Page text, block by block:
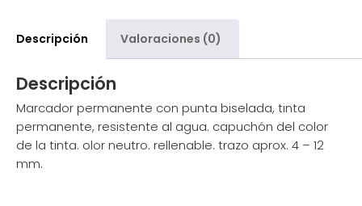
Descripción Valoraciones (0)
Descripción
Marcador permanente con punta biselada, tinta
permanente, resistente al agua. capuchón del color
de la tinta. olor neutro. rellenable. trazo aprox. 4 – 12
mm.